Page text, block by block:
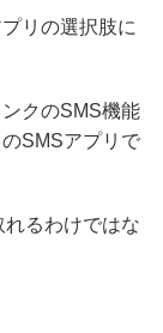
リの選択肢に
クのSMS機能
SMSアプリで
るわけではな